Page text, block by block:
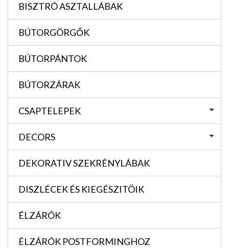
BISZTRÓ ASZTALLÁBAK
BÚTORGÖRGŐK
BÚTORPÁNTOK
BÚTORZÁRAK
CSAPTELEPEK
DECORS
DEKORATIV SZEKRÉNYLÁBAK
DISZLÉCEK ÉS KIEGÉSZITÖIK
ÉLZÁRÓK
ÉLZÁRÓK POSTFORMINGHOZ